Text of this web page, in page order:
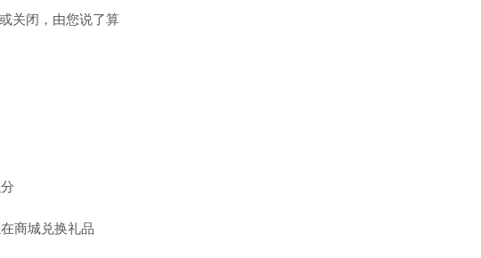
关闭，由您说了算
商城兑换礼品